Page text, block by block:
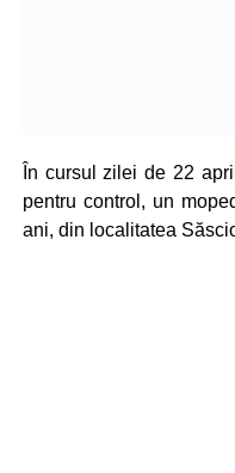
În cursul zilei de 22
pentru control, un
ani, din localitatea